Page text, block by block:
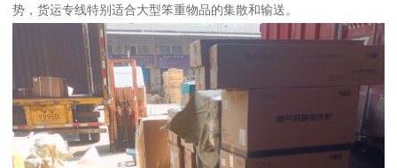
势，货运专线特别适合大型笨重物品的集散和输送。